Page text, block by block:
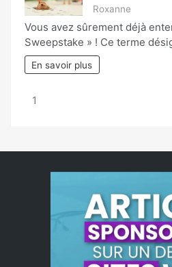
Roxanne
Vous avez sûrement déjà
Sweepstake » ! Ce terme
En savoir plus
Page:
1